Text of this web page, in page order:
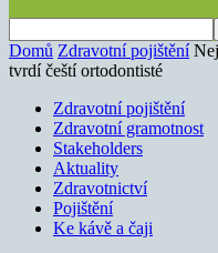
Domů Zdravotní pojištění
tvrdí čeští ortodontisté
Zdravotní pojištění
Zdravotní gramotnost
Stakeholders
Aktuality
Zdravotnictví
Pojištění
Ke kávě a čaji